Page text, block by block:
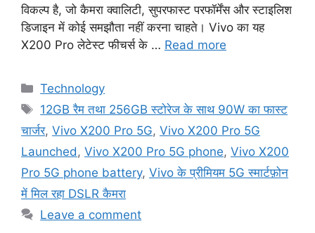
विकल्प है, जो कैमरा क्वालिटी, सुपरफास्ट परफॉर्मेंस और स्टाइलिश
डिजाइन में कोई समझौता नहीं करना चाहते। Vivo का यह
X200 Pro लेटेस्ट फीचर्स के … Read more
Categories
Technology
Tags
12GB रैम तथा 256GB स्टोरेज के साथ 90W का फास्ट
चार्जर, Vivo X200 Pro 5G, Vivo X200 Pro 5G
Launched , Vivo X200 Pro 5G phone, Vivo X200
Pro 5G phone battery, Vivo के प्रीमियम 5G स्मार्टफ़ोन
में मिल रहा DSLR कैमरा
Leave a comment